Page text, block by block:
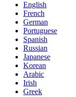
English
French
German
Portuguese
Spanish
Russian
Japanese
Korean
Arabic
Irish
Greek